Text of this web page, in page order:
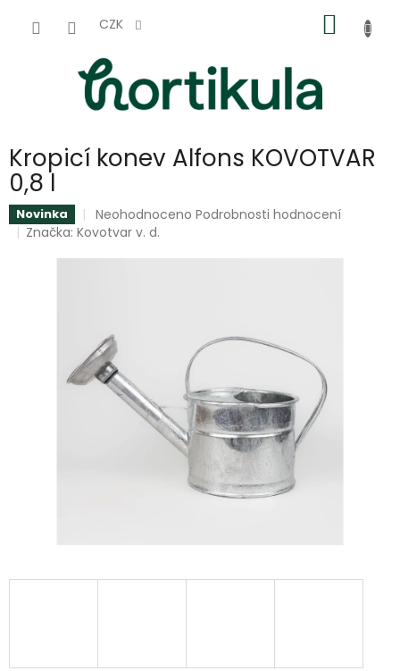
CZK
KOŠÍK
Kropicí konev Alfons KOVOTVAR
0,8 l
Novinka
Průměrné
hodnocení
je
hvězdiček.
Neohodnoceno Podrobnosti hodnocení
Značka:Kovotvar v. d.